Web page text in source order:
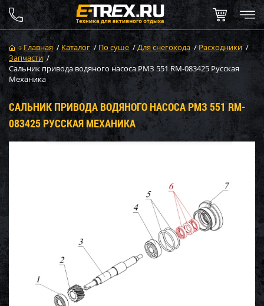
Главная / Каталог / По суше /Для снегохода /Расходники /
Запчасти /
Сальник привода водяного насоса РМЗ 551 RM-083425 Русская
Механика
САЛЬНИК ПРИВОДА ВОДЯНОГО НАСОСА РМЗ 551 RM-
083425 РУССКАЯ МЕХАНИКА